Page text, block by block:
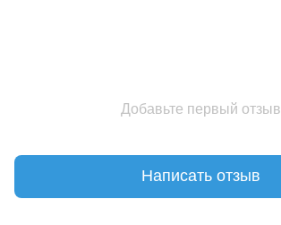
Добавьте первый отзыв
Написать отзыв